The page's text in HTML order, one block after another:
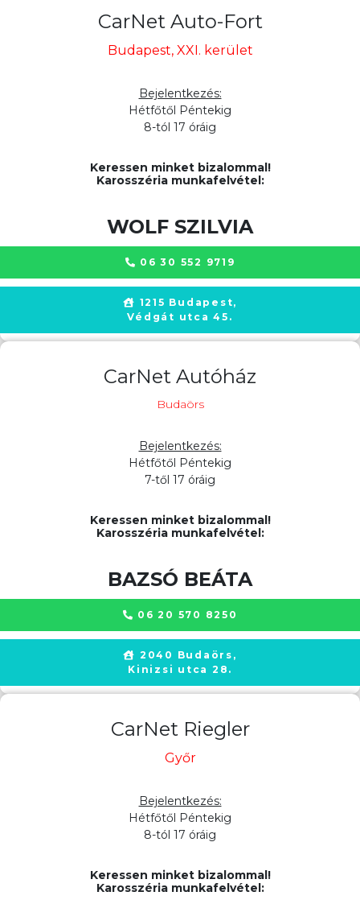
CarNet Auto-Fort
Budapest, XXI. kerület
Bejelentkezés:
Hétfőtől Péntekig
8-tól 17 óráig
Keressen minket bizalommal!
Karosszéria munkafelvétel:
WOLF SZILVIA
06 30 552 9719
1215 Budapest,
Védgát utca 45.
CarNet Autóház
Budaörs
Bejelentkezés:
Hétfőtől Péntekig
7-től 17 óráig
Keressen minket bizalommal!
Karosszéria munkafelvétel:
BAZSÓ BEÁTA
06 20 570 8250
2040 Budaörs,
Kinizsi utca 28.
CarNet Riegler
Győr
Bejelentkezés:
Hétfőtől Péntekig
8-tól 17 óráig
Keressen minket bizalommal!
Karosszéria munkafelvétel: